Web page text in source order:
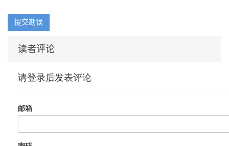
技能水平 12
付费 13
目标受众组合 18
《马里奥赛车》 19
《宝石迷阵》 20
目标受众简介的用法 21
提交勘误
读者评论